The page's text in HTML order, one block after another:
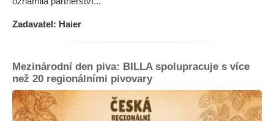
Zadavatel: Haier
Mezinárodní den piva: BILLA spolupracuje s více
než 20 regionálními pivovary